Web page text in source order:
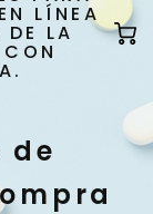
LÍNEA
LA
de